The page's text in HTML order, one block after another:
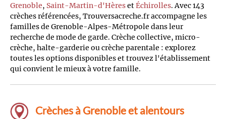
Grenoble, Saint-Martin-d'HèresetÉchirolles. Avec 143
crèches référencées, Trouversacreche.fr accompagne les
familles de Grenoble-Alpes-Métropole dans leur
recherche de mode de garde. Crèche collective, micro-
crèche, halte-garderie ou crèche parentale : explorez
toutes les options disponibles et trouvez l'établissement
qui convient le mieux à votre famille.
Crèches à Grenoble et alentours